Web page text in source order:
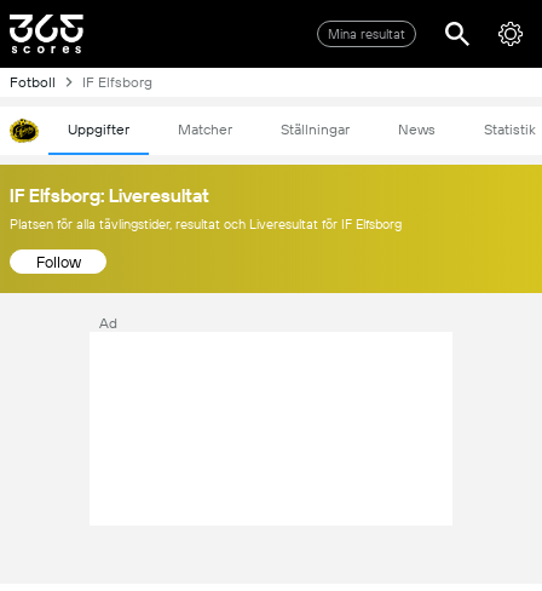
Mina resultat
Fotboll IF Elfsborg
Uppgifter Matcher Ställningar News Statistik
IF Elfsborg: Liveresultat
Platsen för alla tävlingstider, resultat och Liveresultat för IF Elfsborg
Follow
Ad